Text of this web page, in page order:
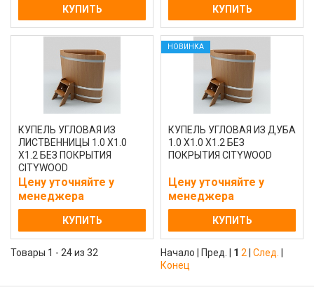
КУПИТЬ КУПИТЬ
КУПЕЛЬ УГЛОВАЯ ИЗ
ЛИСТВЕННИЦЫ 1.0 Х1.0
Х1.2 БЕЗ ПОКРЫТИЯ
CITYWOOD
Цену уточняйте у
менеджера
КУПИТЬ
НОВИНКА
КУПЕЛЬ УГЛОВАЯ ИЗ ДУБА
1.0 Х1.0 Х1.2 БЕЗ
ПОКРЫТИЯ CITYWOOD
Цену уточняйте у
менеджера
КУПИТЬ
Товары 1 - 24 из 32 Начало | Пред. | 1 2 След.
Конец